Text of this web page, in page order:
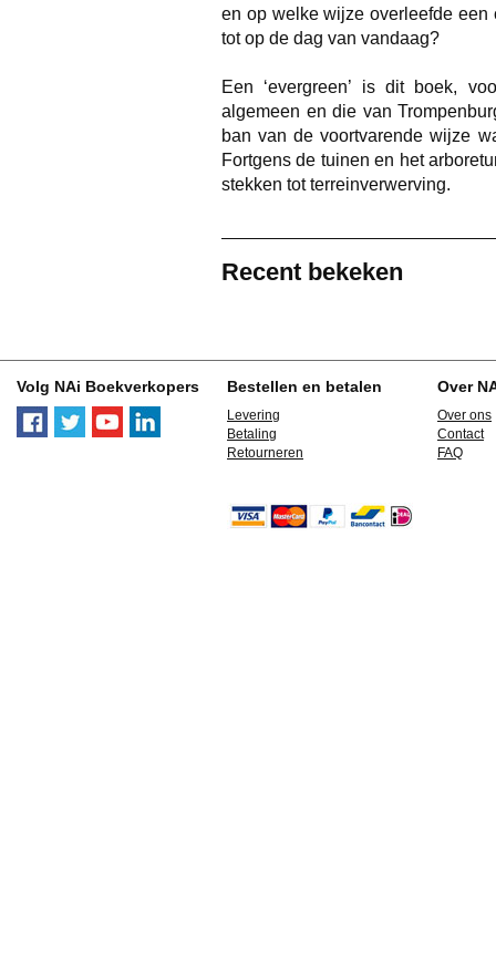
en op welke wijze overleefde een
tot op de dag van vandaag?
Een ‘evergreen’ is dit boek,
algemeen en die van
ban van de voortvarende wijze
Fortgens de tuinen en het
stekken tot terreinverwerving.
Recent bekeken
Volg NAi Boekverkopers Bestellen en betalen
Levering
Betaling
Retourneren
Over
Over ons
Contact
FAQ